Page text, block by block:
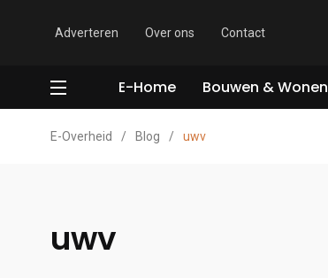
Adverteren Over ons Contact
E-Home Bouwen & Wonen
E-Overheid / Blog / uwv
uwv